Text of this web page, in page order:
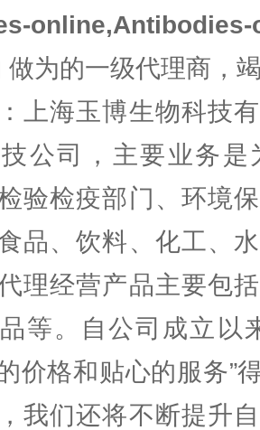
online,Antibodies-
做为的一级代理商，
上海玉博生物科技
公司，主要业务
验检疫部门、环境
品、饮料、化工、
理经营产品主要包
等。自公司成立以
价格和贴心的服务”
我们还将不断提升